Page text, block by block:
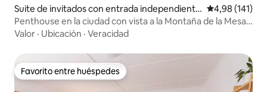
Suite de invitados con entrada independiente
en Ciudad del Cabo
Calificación
4,98 (141)
Penthouse en la ciudad con vista a la Montaña de la Mesa y
jacuzzi
Valor · Ubicación · Veracidad
Favorito entre huéspedes
Favorito entre huéspedes